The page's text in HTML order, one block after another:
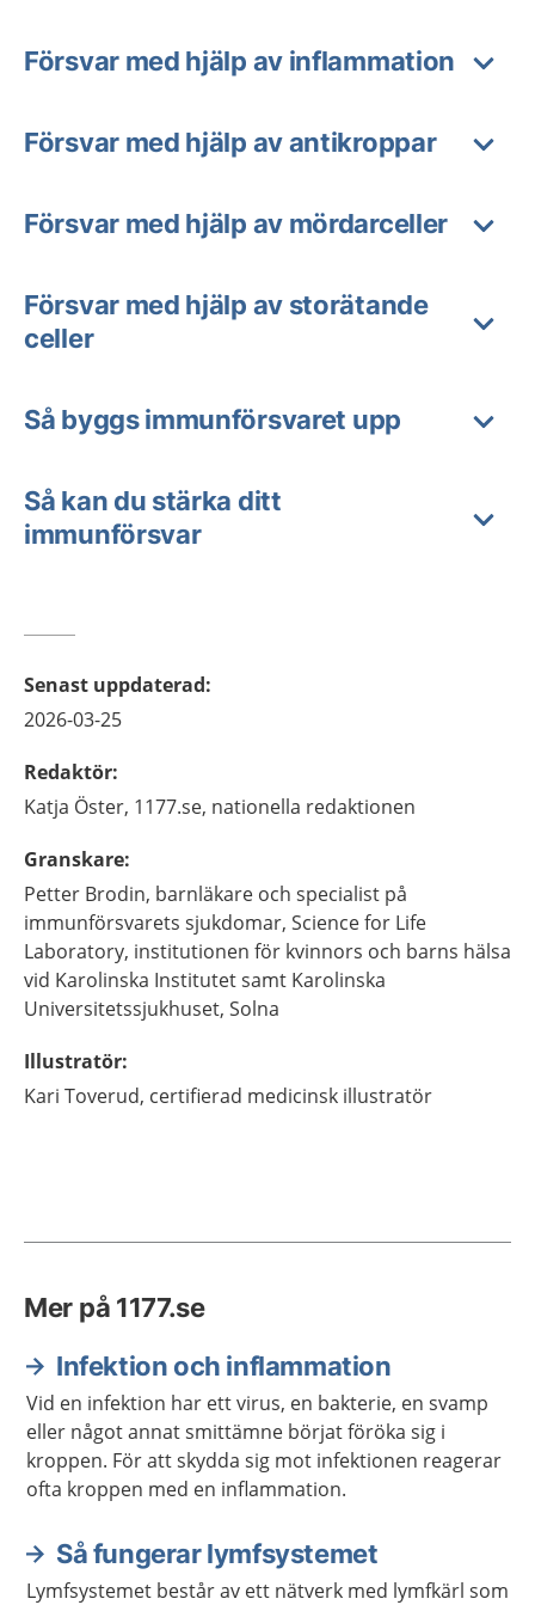
Försvar med hjälp av inflammation
Försvar med hjälp av antikroppar
Försvar med hjälp av mördarceller
Försvar med hjälp av storätande
celler
Så byggs immunförsvaret upp
Så kan du stärka ditt
immunförsvar
Senast uppdaterad:
2026-03-25
Redaktör:
Katja Öster, 1177.se, nationella redaktionen
Granskare:
Petter Brodin, barnläkare och specialist på
immunförsvarets sjukdomar, Science for Life
Laboratory, institutionen för kvinnors och barns hälsa
vid Karolinska Institutet samt Karolinska
Universitetssjukhuset, Solna
Illustratör:
Kari Toverud, certifierad medicinsk illustratör
Mer på 1177.se
Infektion och inflammation
Vid en infektion har ett virus, en bakterie, en svamp
eller något annat smittämne börjat föröka sig i
kroppen. För att skydda sig mot infektionen reagerar
ofta kroppen med en inflammation.
Så fungerar lymfsystemet
Lymfsystemet består av ett nätverk med lymfkärl som